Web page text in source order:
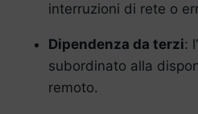
interruzioni di rete o
Dipendenza da terzi:
subordinato alla
remoto.